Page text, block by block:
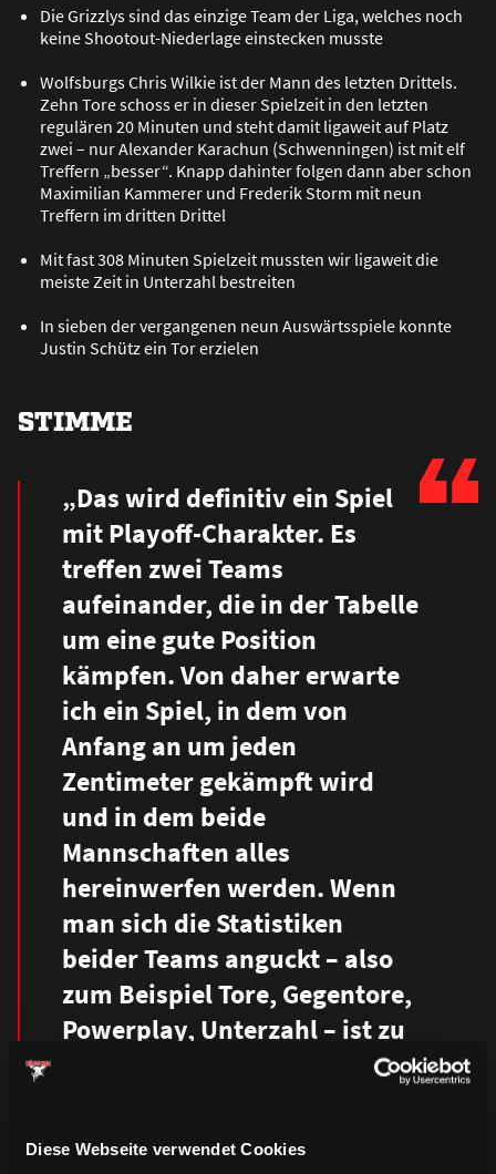
Diese Webseite verwendet Cookies
Die Grizzlys sind das einzige Team der Liga, welches noch
keine Shootout-Niederlage einstecken musste
Wolfsburgs Chris Wilkie ist der Mann des letzten Drittels.
Zehn Tore schoss er in dieser Spielzeit in den letzten
regulären 20 Minuten und steht damit ligaweit auf Platz
zwei – nur Alexander Karachun (Schwenningen) ist mit elf
Treffern „besser“. Knapp dahinter folgen dann aber schon
Maximilian Kammerer und Frederik Storm mit neun
Treffern im dritten Drittel
Mit fast 308 Minuten Spielzeit mussten wir ligaweit die
meiste Zeit in Unterzahl bestreiten
In sieben der vergangenen neun Auswärtsspiele konnte
Justin Schütz ein Tor erzielen
STIMME
„Das wird definitiv ein Spiel
mit Playoff-Charakter. Es
treffen zwei Teams
aufeinander, die in der Tabelle
um eine gute Position
kämpfen. Von daher erwarte
ich ein Spiel, in dem von
Anfang an um jeden
Zentimeter gekämpft wird
und in dem beide
Mannschaften alles
hereinwerfen werden. Wenn
man sich die Statistiken
beider Teams anguckt – also
zum Beispiel Tore, Gegentore,
Powerplay, Unterzahl – ist zu
gehe von einer engen Partie